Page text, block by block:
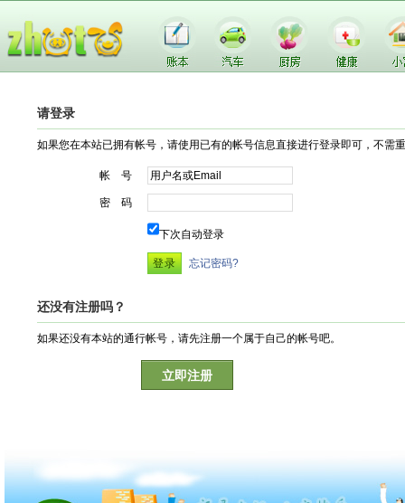
请登录
如果您在本站已拥有帐号，请使用已有的帐号信息直接进行登录即可，不需
帐 号
密 码
下次自动登录
忘记密码?
还没有注册吗？
如果还没有本站的通行帐号，请先注册一个属于自己的帐号吧。
立即注册